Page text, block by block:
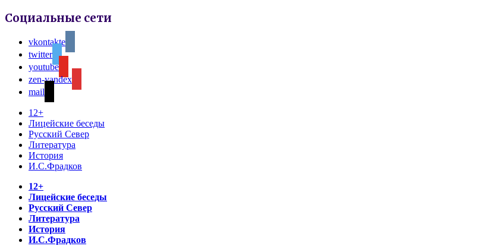
Социальные сети
vkontakte
twitter
youtube
zen-yandex
mail
12+
Лицейские беседы
Русский Север
Литература
История
И.С.Фрадков
12+
Лицейские беседы
Русский Север
Литература
История
И.С.Фрадков